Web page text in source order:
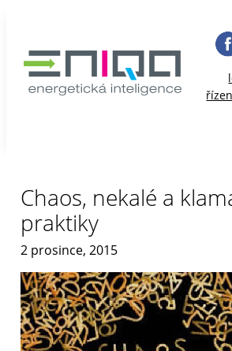
Chaos, nekalé a
praktiky
2 prosince, 2015